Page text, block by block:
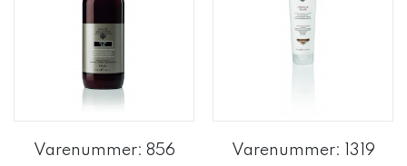
Varenummer: 856 Varenummer: 1319